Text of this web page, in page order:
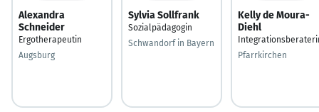
Alexandra
Schneider
Ergotherapeutin
Augsburg
Sylvia Sollfrank
Sozialpädagogin
Schwandorf in Bayern
Kelly de Moura-
Diehl
Pfarrkirchen